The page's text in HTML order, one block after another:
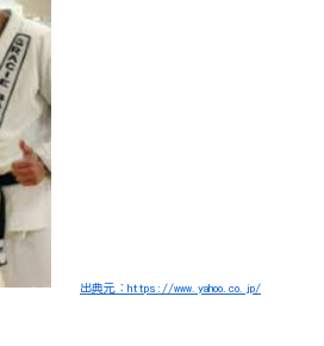
出典元：https://www.yahoo.co.jp/